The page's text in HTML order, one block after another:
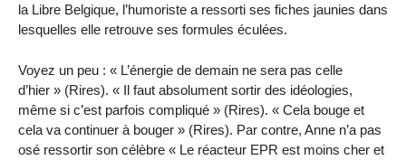
la Libre Belgique, l’humoriste a ressorti ses fiches jaunies dans
lesquelles elle retrouve ses formules éculées.
Voyez un peu : « L’énergie de demain ne sera pas celle
d’hier » (Rires). « Il faut absolument sortir des idéologies,
même si c’est parfois compliqué » (Rires). « Cela bouge et
cela va continuer à bouger » (Rires). Par contre, Anne n’a pas
osé ressortir son célèbre « Le réacteur EPR est moins cher et